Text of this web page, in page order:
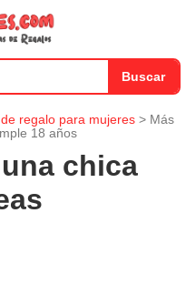
Buscar
regalo para mujeres > Más
18 años
chica